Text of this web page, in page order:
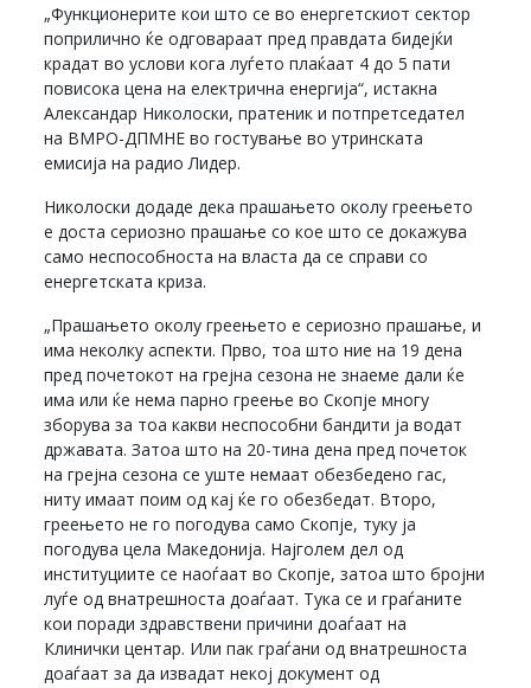
„Функционерите кои што се во енергетскиот сектор
поприлично ќе одговараат пред правдата бидејќи
крадат во услови кога луѓето плаќаат 4 до 5 пати
повисока цена на електрична енергија“, истакна
Александар Николоски, пратеник и потпретседател
на ВМРО-ДПМНЕ во гостување во утринската
емисија на радио Лидер.
Николоски додаде дека прашањето околу греењето
е доста сериозно прашање со кое што се докажува
само неспособноста на власта да се справи со
енергетската криза.
„Прашањето околу греењето е сериозно прашање, и
има неколку аспекти. Прво, тоа што ние на 19 дена
пред почетокот на грејна сезона не знаеме дали ќе
има или ќе нема парно греење во Скопје многу
зборува за тоа какви неспособни бандити ја водат
државата. Затоа што на 20-тина дена пред почеток
на грејна сезона се уште немаат обезбедено гас,
ниту имаат поим од кај ќе го обезбедат. Второ,
греењето не го погодува само Скопје, туку ја
погодува цела Македонија. Најголем дел од
институциите се наоѓаат во Скопје, затоа што бројни
луѓе од внатрешноста доаѓаат. Тука се и граѓаните
кои поради здравствени причини доаѓаат на
Клинички центар. Или пак граѓани од внатрешноста
доаѓаат за да извадат некој документ од